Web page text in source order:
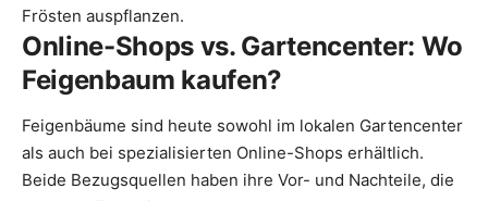
Frösten auspflanzen.
Online-Shops vs. Gartencenter: Wo
Feigenbaum kaufen?
Feigenbäume sind heute sowohl im lokalen Gartencenter
als auch bei spezialisierten Online-Shops erhältlich.
Beide Bezugsquellen haben ihre Vor- und Nachteile, die